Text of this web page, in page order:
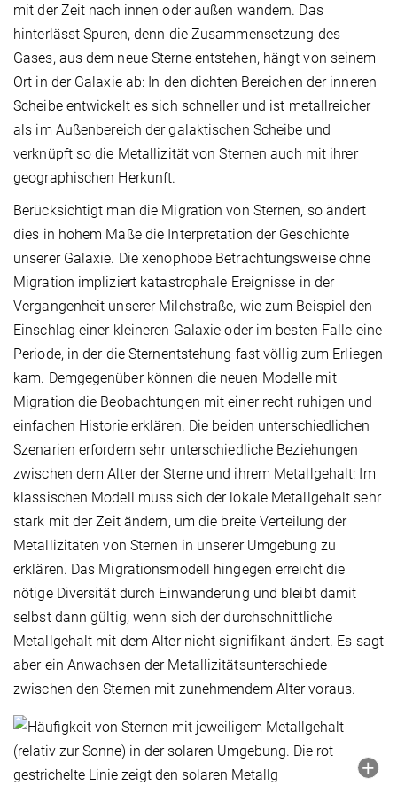
mit der Zeit nach innen oder außen wandern. Das
hinterlässt Spuren, denn die Zusammensetzung des
Gases, aus dem neue Sterne entstehen, hängt von seinem
Ort in der Galaxie ab: In den dichten Bereichen der inneren
Scheibe entwickelt es sich schneller und ist metallreicher
als im Außenbereich der galaktischen Scheibe und
verknüpft so die Metallizität von Sternen auch mit ihrer
geographischen Herkunft.
Berücksichtigt man die Migration von Sternen, so ändert
dies in hohem Maße die Interpretation der Geschichte
unserer Galaxie. Die xenophobe Betrachtungsweise ohne
Migration impliziert katastrophale Ereignisse in der
Vergangenheit unserer Milchstraße, wie zum Beispiel den
Einschlag einer kleineren Galaxie oder im besten Falle eine
Periode, in der die Sternentstehung fast völlig zum Erliegen
kam. Demgegenüber können die neuen Modelle mit
Migration die Beobachtungen mit einer recht ruhigen und
einfachen Historie erklären. Die beiden unterschiedlichen
Szenarien erfordern sehr unterschiedliche Beziehungen
zwischen dem Alter der Sterne und ihrem Metallgehalt: Im
klassischen Modell muss sich der lokale Metallgehalt sehr
stark mit der Zeit ändern, um die breite Verteilung der
Metallizitäten von Sternen in unserer Umgebung zu
erklären. Das Migrationsmodell hingegen erreicht die
nötige Diversität durch Einwanderung und bleibt damit
selbst dann gültig, wenn sich der durchschnittliche
Metallgehalt mit dem Alter nicht signifikant ändert. Es sagt
aber ein Anwachsen der Metallizitätsunterschiede
zwischen den Sternen mit zunehmendem Alter voraus.